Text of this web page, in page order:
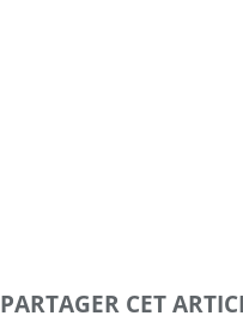
PARTAGER CET